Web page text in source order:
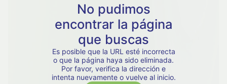
No pudimos
encontrar la página
que buscas
Es posible que la URL esté incorrecta
o que la página haya sido eliminada.
Por favor, verifica la dirección e
intenta nuevamente o vuelve al inicio.